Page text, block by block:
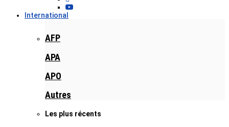
International
AFP
APA
APO
Autres
Les plus récents